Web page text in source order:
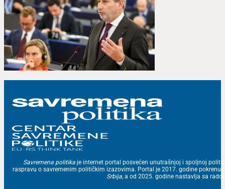
Savremena politika je internet portal posvećen unutrašnjoj i spoljnoj
raspravu o savremenim političkim izazovima. Portal je 2017. godine
Srbija, a od 2025. godine nastavlja sa